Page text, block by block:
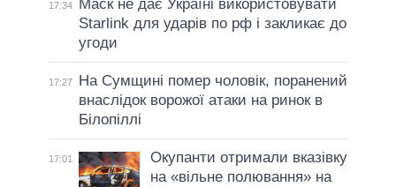
17:34
Маск не дає Україні використовувати
Starlink для ударів по рф і закликає до
угоди
17:27
На Сумщині помер чоловік, поранений
внаслідок ворожої атаки на ринок в
Білопіллі
17:01
Окупанти отримали вказівку
на «вільне полювання» на